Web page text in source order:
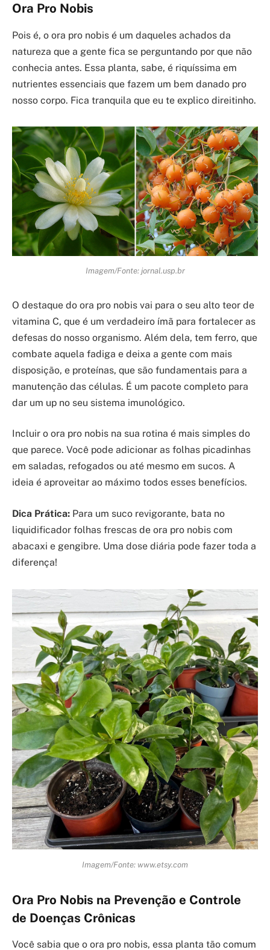
Ora Pro Nobis
Pois é, o ora pro nobis é um daqueles achados da
natureza que a gente fica se perguntando por que não
conhecia antes. Essa planta, sabe, é riquíssima em
nutrientes essenciais que fazem um bem danado pro
nosso corpo. Fica tranquila que eu te explico direitinho.
Imagem/Fonte: jornal.usp.br
O destaque do ora pro nobis vai para o seu alto teor de
vitamina C, que é um verdadeiro ímã para fortalecer as
defesas do nosso organismo. Além dela, tem ferro, que
combate aquela fadiga e deixa a gente com mais
disposição, e proteínas, que são fundamentais para a
manutenção das células. É um pacote completo para
dar um up no seu sistema imunológico.
Incluir o ora pro nobis na sua rotina é mais simples do
que parece. Você pode adicionar as folhas picadinhas
em saladas, refogados ou até mesmo em sucos. A
ideia é aproveitar ao máximo todos esses benefícios.
Dica Prática: Para um suco revigorante, bata no
liquidificador folhas frescas de ora pro nobis com
abacaxi e gengibre. Uma dose diária pode fazer toda a
diferença!
Imagem/Fonte: www.etsy.com
Ora Pro Nobis na Prevenção e Controle
de Doenças Crônicas
Você sabia que o ora pro nobis, essa planta tão comum